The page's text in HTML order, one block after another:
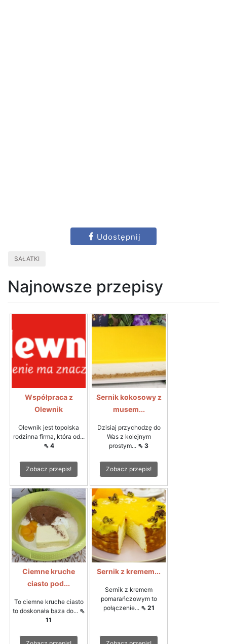
Udostępnij
SAŁATKI
Najnowsze przepisy
Współpraca z
Olewnik
Olewnik jest topolska
rodzinna firma, która od...
⇖ 4
Zobacz przepis!
Sernik kokosowy z
musem...
Dzisiaj przychodzę do
Was z kolejnym
prostym... ⇖ 3
Zobacz przepis!
Ciemne kruche
ciasto pod...
To ciemne kruche ciasto
to doskonała baza do... ⇖
11
Sernik z kremem...
Sernik z kremem
pomarańczowym to
połączenie... ⇖ 21